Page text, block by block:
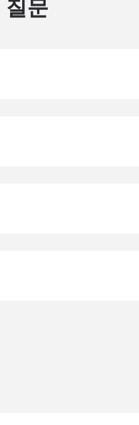
질문
can enjoy the benefits of
하기